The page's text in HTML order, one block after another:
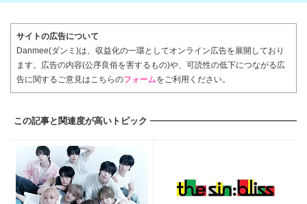
サイトの広告について
Danmee(ダンミ)は、収益化の一環としてオンライン広告を展開しており
ます。広告の内容(公序良俗を害するもの)や、可読性の低下につながる広
告に関するご意見はこちらのフォームをご利用ください。
この記事と関連度が高いトピック